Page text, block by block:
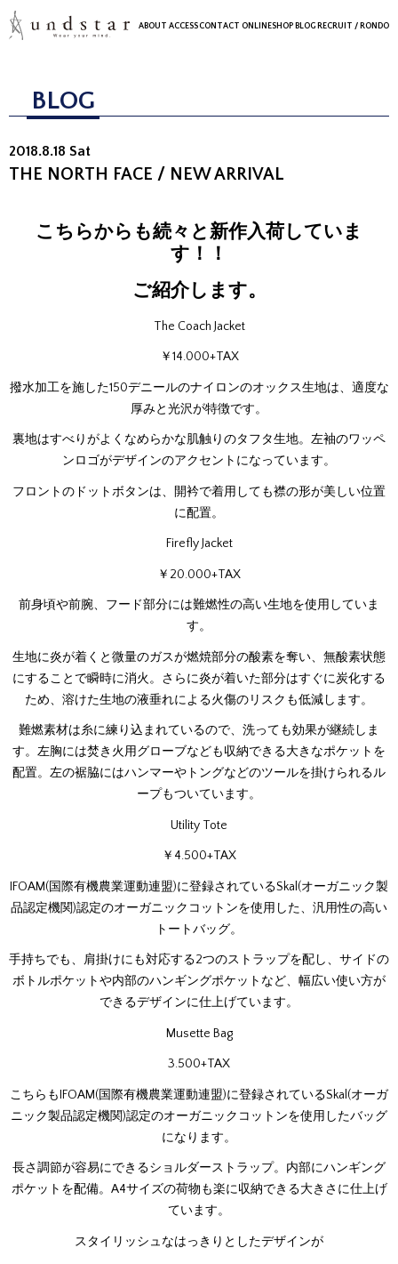
ABOUT ACCESSCONTACT ONLINESHOP BLOG RECRUIT / RONDO
BLOG
2018.8.18 Sat
THE NORTH FACE / NEW ARRIVAL
こちらからも続々と新作入荷していま
す！！
ご紹介します。
The Coach Jacket
￥14.000+TAX
撥水加工を施した150デニールのナイロンのオックス生地は、適度な
厚みと光沢が特徴です。
裏地はすべりがよくなめらかな肌触りのタフタ生地。左袖のワッペ
ンロゴがデザインのアクセントになっています。
フロントのドットボタンは、開衿で着用しても襟の形が美しい位置
に配置。
Firefly Jacket
￥20.000+TAX
前身頃や前腕、フード部分には難燃性の高い生地を使用していま
す。
生地に炎が着くと微量のガスが燃焼部分の酸素を奪い、無酸素状態
にすることで瞬時に消火。さらに炎が着いた部分はすぐに炭化する
ため、溶けた生地の液垂れによる火傷のリスクも低減します。
難燃素材は糸に練り込まれているので、洗っても効果が継続しま
す。左胸には焚き火用グローブなども収納できる大きなポケットを
配置。左の裾脇にはハンマーやトングなどのツールを掛けられるル
ープもついています。
Utility Tote
￥4.500+TAX
IFOAM(国際有機農業運動連盟)に登録されているSkal(オーガニック製
品認定機関)認定のオーガニックコットンを使用した、汎用性の高い
トートバッグ。
手持ちでも、肩掛けにも対応する2つのストラップを配し、サイドの
ボトルポケットや内部のハンギングポケットなど、幅広い使い方が
できるデザインに仕上げています。
Musette Bag
3.500+TAX
こちらもIFOAM(国際有機農業運動連盟)に登録されているSkal(オーガ
ニック製品認定機関)認定のオーガニックコットンを使用したバッグ
になります。
長さ調節が容易にできるショルダーストラップ。内部にハンギング
ポケットを配備。A4サイズの荷物も楽に収納できる大きさに仕上げ
ています。
スタイリッシュなはっきりとしたデザインが